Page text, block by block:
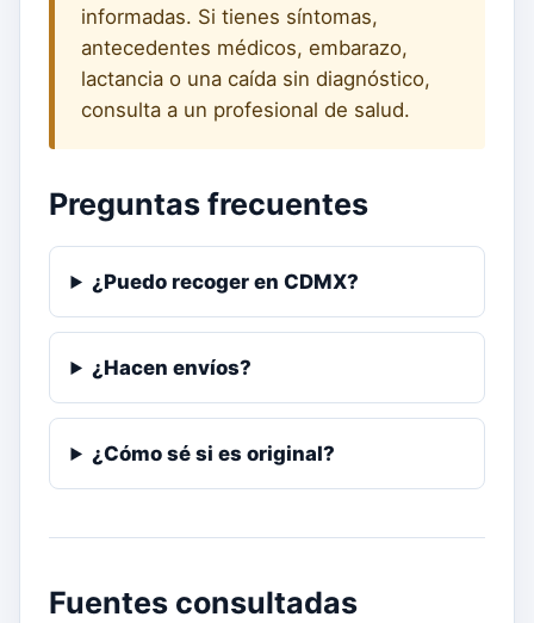
informadas. Si tienes síntomas,
antecedentes médicos, embarazo,
lactancia o una caída sin diagnóstico,
consulta a un profesional de salud.
Preguntas frecuentes
¿Puedo recoger en CDMX?
¿Hacen envíos?
¿Cómo sé si es original?
Fuentes consultadas